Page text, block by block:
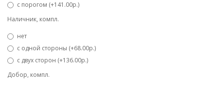
с порогом (+141.00р.)
Наличник, компл.
нет
с одной стороны (+68.00р.)
с двух сторон (+136.00р.)
Добор, компл.